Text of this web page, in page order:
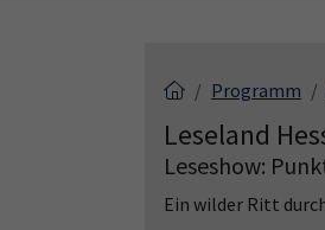
Programm
Leseland
Leseshow:
Ein wilder Ritt